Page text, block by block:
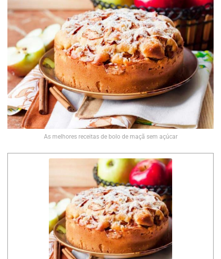
As melhores receitas de bolo de maçã sem açúcar